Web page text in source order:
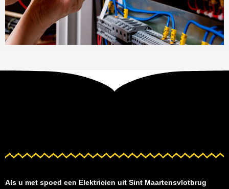
Als u met spoed een Elektricien uit Sint Maartensvlotbrug